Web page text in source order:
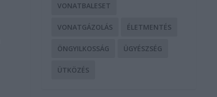
VONATBALESET
VONATGÁZOLÁS ÉLETMENTÉS
ÖNGYILKOSSÁG ÜGYÉSZSÉG
ÜTKÖZÉS